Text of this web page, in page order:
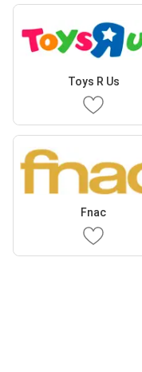
Toys R Us
Fnac